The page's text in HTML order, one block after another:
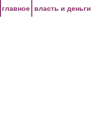
главное власть и деньги